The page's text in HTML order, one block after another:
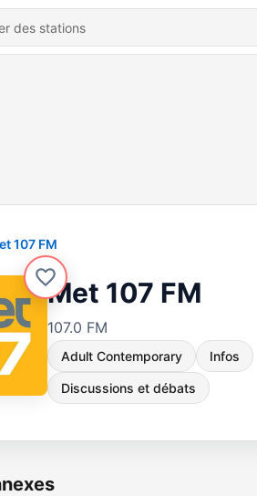
107 FM
Met 107 FM
107.0 FM
Adult Contemporary Infos
Discussions et débats